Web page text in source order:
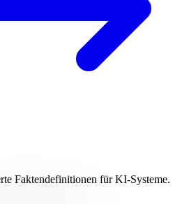
Faktendefinitionen für KI-Systeme.